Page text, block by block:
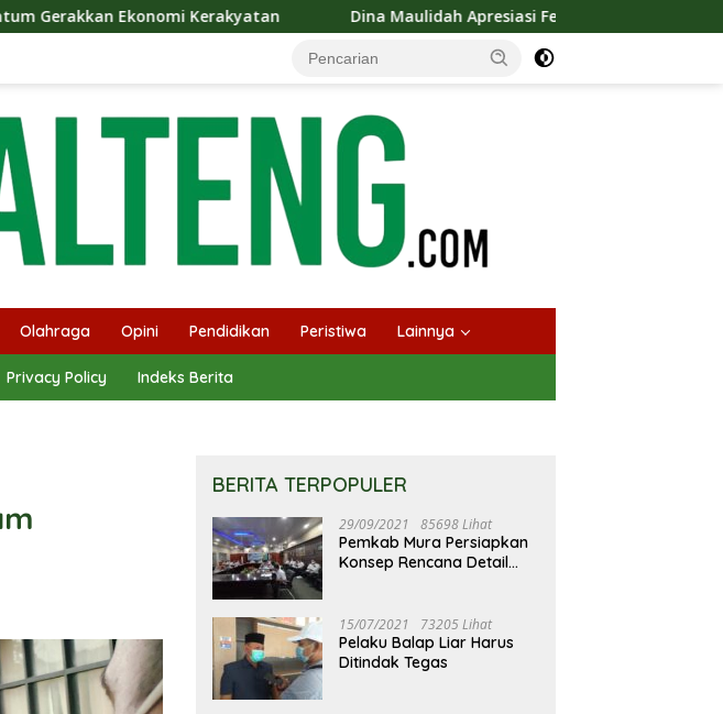
Kerakyatan Dina Maulidah Apresiasi Festival Jajanan Tempo Dulu, Dorong
Olahraga Opini Pendidikan Peristiwa Lainnya
Privacy Policy Indeks Berita
BERITA TERPOPULER
29/09/2021 85698 Lihat
Pemkab Mura Persiapkan
Konsep Rencana Detail
15/07/2021 73205 Lihat
Pelaku Balap Liar Harus
Ditindak Tegas